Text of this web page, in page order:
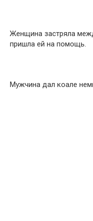
Женщина застряла
пришла ей на помощь.
Мужчина дал коале